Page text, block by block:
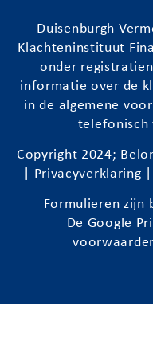
Duisenburgh
Klachteninstituut
onder
informatie over de
in de algemene
telefonisch
Copyright 2024;
Privacyverklaring
Formulieren zijn
De Google